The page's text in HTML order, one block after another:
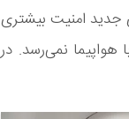
جدید امنیت بیشتری
هواپیما نمی‌رسد. در